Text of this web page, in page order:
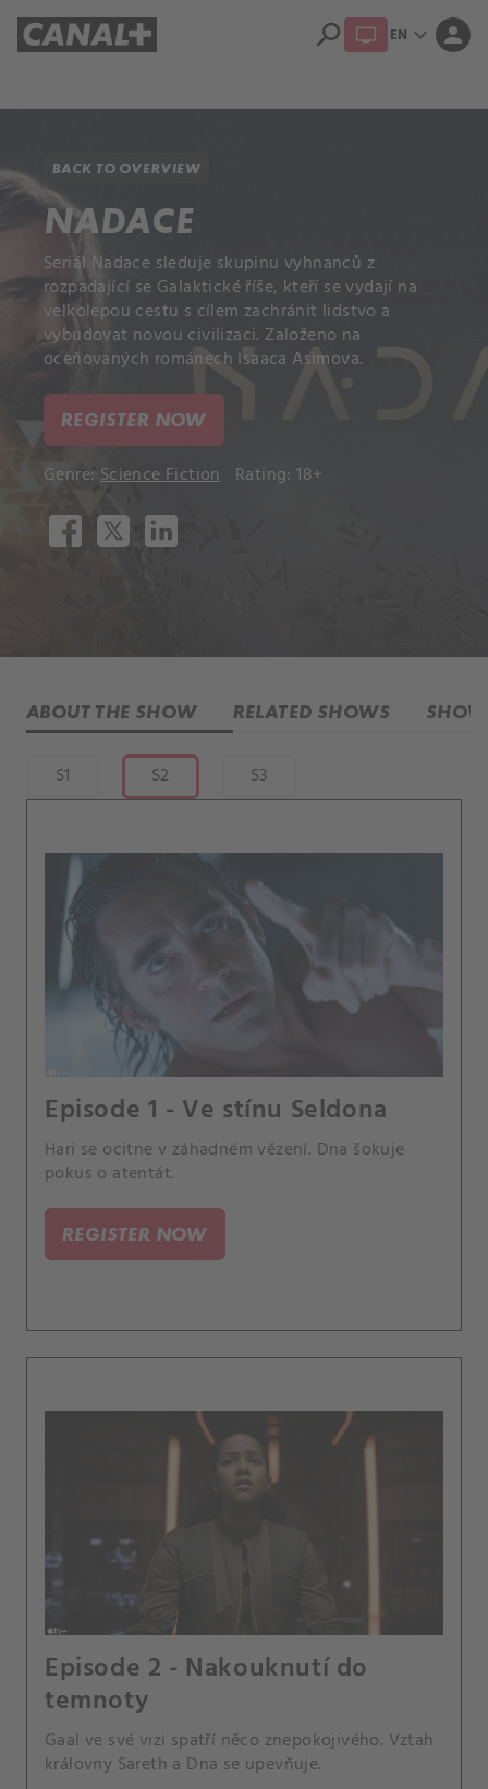
search EN expand_more person
BACK TO OVERVIEW
NADACE
Seriál Nadace sleduje skupinu vyhnanců z
rozpadající se Galaktické říše, kteří se vydají na
velkolepou cestu s cílem zachránit lidstvo a
vybudovat novou civilizaci. Založeno na
oceňovaných románech Isaaca Asimova.
REGISTER NOW
Genre: Science Fiction Rating: 18+
ABOUT THE SHOW RELATED SHOWS
S1 S2 S3
Episode 1 - Ve stínu Seldona
Hari se ocitne v záhadném vězení. Dna šokuje
pokus o atentát.
REGISTER NOW
Episode 2 - Nakouknutí do
temnoty
Gaal ve své vizi spatří něco znepokojivého. Vztah
královny Sareth a Dna se upevňuje.